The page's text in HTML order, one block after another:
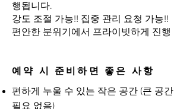
행됩니다.
강도 조절 가능!! 집중 관리 요청 가능!!
편안한 분위기에서 프라이빗하게 진행
예약 시 준비하면 좋은 사항
편하게 누울 수 있는 작은 공간 (큰 공간
필요 없음)